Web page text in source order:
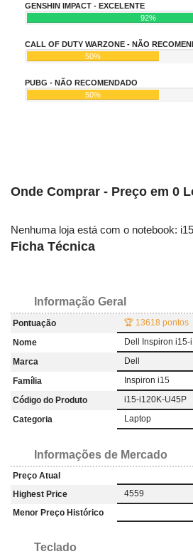
GENSHIN IMPACT - EXCELENTE
92%
CALL OF DUTY WARZONE - NÃO
50%
PUBG - NÃO RECOMENDADO
50%
Onde Comprar - Preço em 0
Nenhuma loja está com o notebook:
Ficha Técnica
Informação Geral
Pontuação
🏆 13618 pontos
Nome
Dell Inspiron i15-
Marca
Dell
Família
Inspiron i15
Código do Produto
i15-i120K-U45P
Categoria
Laptop
Informações de Mercado
Preço Atual
Highest Price
4559
Menor Preço Histórico
Teclado